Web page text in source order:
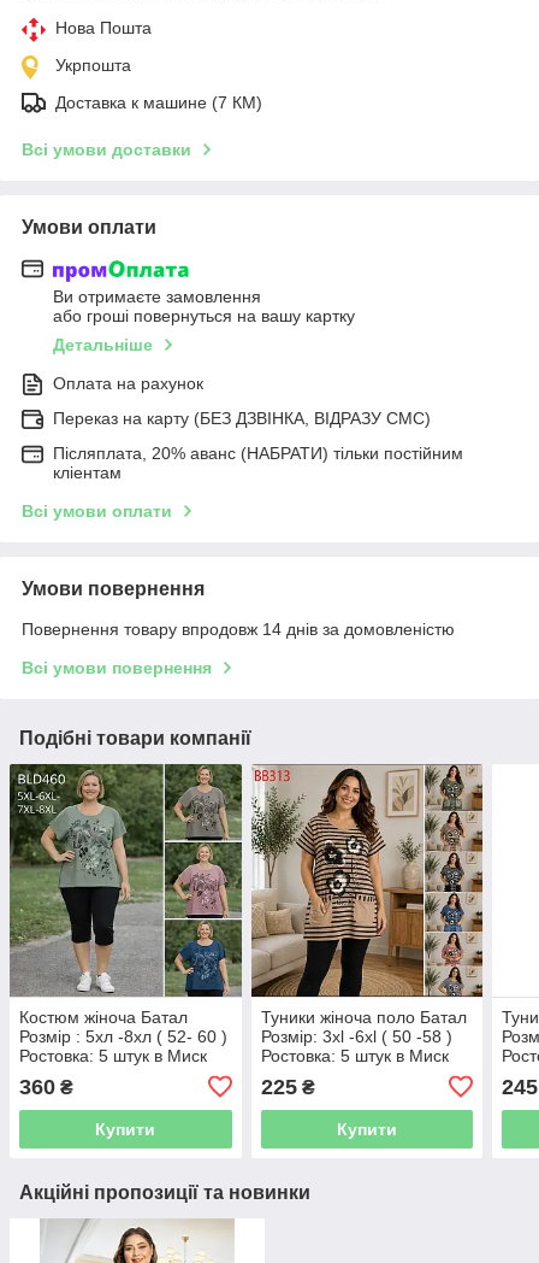
Нова Пошта
Укрпошта
Доставка к машине (7 КМ)
Всі умови доставки
Умови оплати
Ви отримаєте замовлення
або гроші повернуться на вашу картку
Детальніше
Оплата на рахунок
Переказ на карту (БЕЗ ДЗВІНКА, ВІДРАЗУ СМС)
Післяплата, 20% аванс (НАБРАТИ) тільки постійним
кліентам
Всі умови оплати
Умови повернення
Повернення товару впродовж 14 днів за домовленістю
Всі умови повернення
Подібні товари компанії
Костюм жіноча Батал
Розмір : 5хл -8хл ( 52- 60 )
Ростовка: 5 штук в Миск
кольору Товар фабричний
360 ₴
Купити
Туники жіноча поло Батал
Розмір: 3xl -6xl ( 50 -58 )
Ростовка: 5 штук в Миск
кольору Товар фабричний
225₴
Купити
245
Акційні пропозиції та новинки